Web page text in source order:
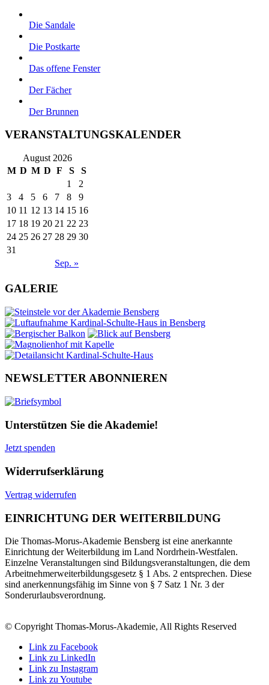
Die Sandale
Die Postkarte
Das offene Fenster
Der Fächer
Der Brunnen
VERANSTALTUNGSKALENDER
August 2026
M D M D F S S
Sep. »
1
2
3
4 5 6 7 8
9
10 11 12 13 14 15 16
17 18 19 20 21 22 23
24 25 26 27 28 29 30
31
GALERIE
NEWSLETTER ABONNIEREN
Unterstützen Sie die Akademie!
Jetzt spenden
Widerrufserklärung
Vertrag widerrufen
EINRICHTUNG DER WEITERBILDUNG
Die Thomas-Morus-Akademie Bensberg ist eine anerkannte
Einrichtung der Weiterbildung im Land Nordrhein-Westfalen.
Einzelne Veranstaltungen sind Bildungsveranstaltungen, die dem
Arbeitnehmerweiterbildungsgesetz § 1 Abs. 2 entsprechen. Diese
sind anerkennungsfähig im Sinne von § 7 Satz 1 Nr. 3 der
Sonderurlaubsverordnung.
© Copyright Thomas-Morus-Akademie, All Rights Reserved
Link zu Facebook
Link zu LinkedIn
Link zu Instagram
Link zu Youtube